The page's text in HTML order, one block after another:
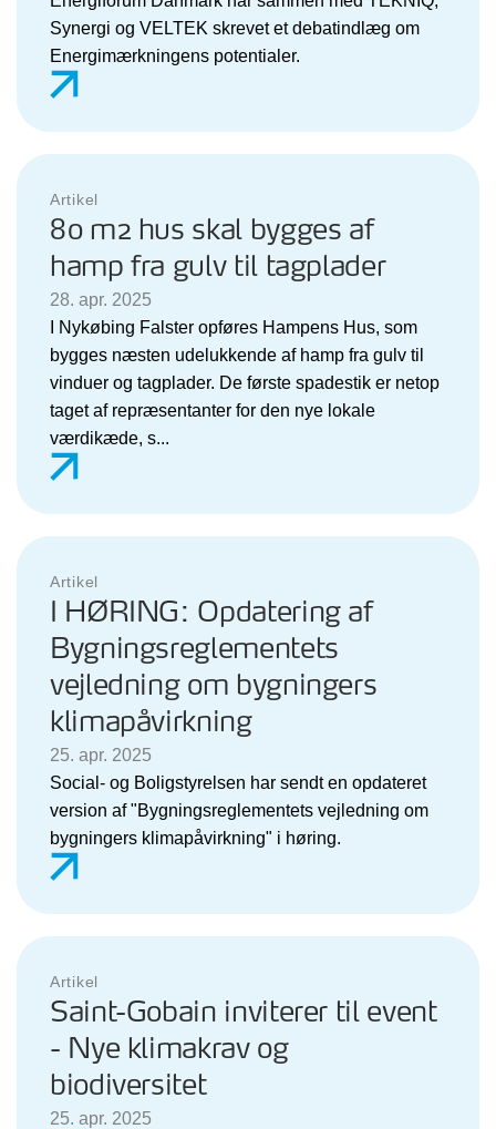
Synergi og VELTEK skrevet et debatindlæg om
Energimærkningens potentialer.
Artikel
80 m2 hus skal bygges af
hamp fra gulv til tagplader
28. apr. 2025
I Nykøbing Falster opføres Hampens Hus, som
bygges næsten udelukkende af hamp fra gulv til
vinduer og tagplader. De første spadestik er netop
taget af repræsentanter for den nye lokale
værdikæde, s...
Artikel
I HØRING: Opdatering af
Bygningsreglementets
vejledning om bygningers
klimapåvirkning
25. apr. 2025
Social- og Boligstyrelsen har sendt en opdateret
version af "Bygningsreglementets vejledning om
bygningers klimapåvirkning" i høring.
Artikel
Saint-Gobain inviterer til event
- Nye klimakrav og
biodiversitet
25. apr. 2025